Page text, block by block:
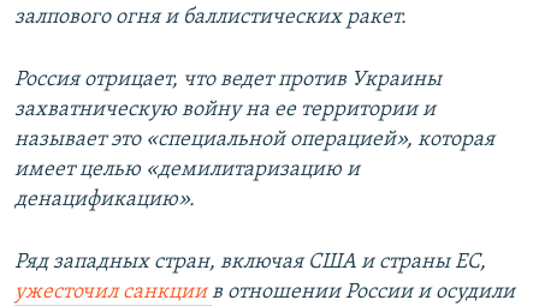
залпового огня и баллистических ракет.
Россия отрицает, что ведет против Украины
захватническую войну на ее территории и
называет это «специальной операцией», которая
имеет целью «демилитаризацию и
денацификацию».
Ряд западных стран, включая США и страны ЕС,
ужесточил санкциив отношении России и осудили